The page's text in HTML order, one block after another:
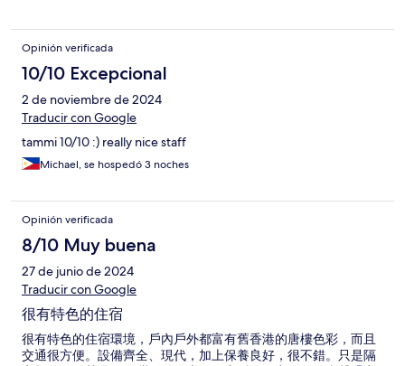
Opinión verificada
10/10 Excepcional
2 de noviembre de 2024
Traducir con Google
tammi 10/10 :) really nice staff
Michael, se hospedó 3 noches
Opinión verificada
8/10 Muy buena
27 de junio de 2024
Traducir con Google
很有特色的住宿
很有特色的住宿環境，戶內戶外都富有舊香港的唐樓色彩，而且
交通很方便。設備齊全、現代，加上保養良好，很不錯。只是隔